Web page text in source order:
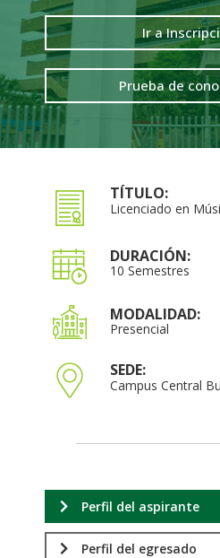
Ir a
Prueba de
TÍTULO:
Licenciado en
DURACIÓN:
10 Semestres
MODALIDAD:
Presencial
SEDE:
Campus Central
Perfil del aspirante
Perfil del egresado